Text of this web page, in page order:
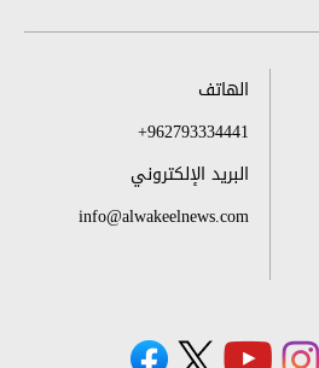
الهاتف
+962793334441
البريد الإلكتروني
info@alwakeelnews.com